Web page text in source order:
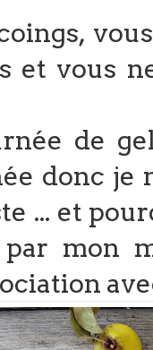
et vous
de
donc je
... et
mon